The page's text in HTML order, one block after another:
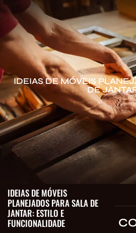
IDEIAS DE MÓVEIS
DE
IDEIAS DE MÓVEIS
PLANEJADOS PARA SALA DE
JANTAR: ESTILO E
FUNCIONALIDADE